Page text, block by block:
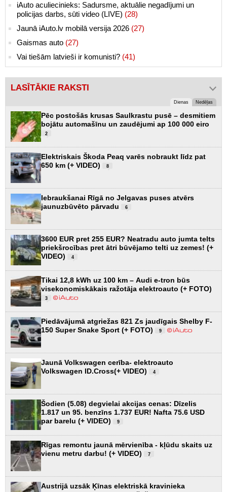
iAuto aculiecinieks: Sadursme, aktuālie negadījumi un
policijas darbs, sūti video (LIVE) (28)
Jaunā iAuto.lv mobilā versija 2026 (27)
Gaismas auto (27)
Vai tiešām latvieši ir komunisti? (41)
LASĪTĀKIE RAKSTI
Dienas Nedēļas
Pēc postošās krusas Saulkrastu pusē – desmitiem
bojātu automašīnu un zaudējumi ap 100 000 eiro
2
Elektriskais Škoda Peaq varēs nobraukt līdz pat
650 km (+ VIDEO)
8
Iebraukšanai Rīgā no Jelgavas puses atvērs
jaunuzbūvēto pārvadu
6
3600 EUR pret 255 EUR? Neatradu auto jumta telts
priekšrocības pret ātri būvējamo telti uz zemes! (+
VIDEO)
4
Tikai 12,8 kWh uz 100 km – Audi e-tron būs
visekonomiskākais ražotāja elektroauto (+ FOTO)
3
Piedāvājumā atgriežas 821 Zs jaudīgais Shelby F-
150 Super Snake Sport (+ FOTO)
9
Jaunā Volkswagen cerība- elektroauto
Volkswagen ID.Cross(+ VIDEO)
4
Šodien (5.08) degvielai akcijas cenas: Dīzelis
1.817 un 95. benzīns 1.737 EUR! Nafta 75.6 USD
par barelu (+ VIDEO)
9
Rīgas remontu jaunā mērvienība - kļūdu skaits uz
vienu metru darbu! (+ VIDEO)
7
Austrijā uzsāk Ķīnas elektriskā kravinieka